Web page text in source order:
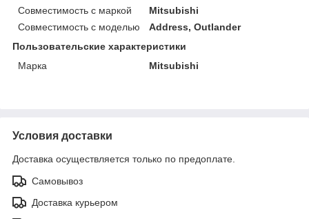
Совместимость с маркой
Mitsubishi
Совместимость с моделью
Address, Outlander
Пользовательские характеристики
Марка
Mitsubishi
Условия доставки
Доставка осуществляется только по предоплате.
Самовывоз
Доставка курьером